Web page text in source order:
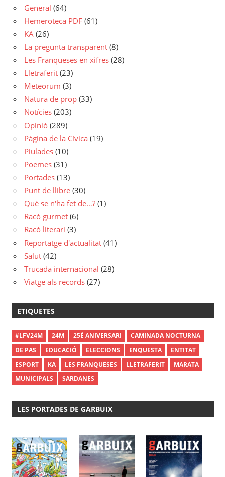
General (64)
Hemeroteca PDF (61)
KA (26)
La pregunta transparent (8)
Les Franqueses en xifres (28)
Lletraferit (23)
Meteorum (3)
Natura de prop (33)
Notícies (203)
Opinió (289)
Pàgina de la Cívica (19)
Piulades (10)
Poemes (31)
Portades (13)
Punt de llibre (30)
Què se n'ha fet de…? (1)
Racó gurmet (6)
Racó literari (3)
Reportatge d'actualitat (41)
Salut (42)
Trucada internacional (28)
Viatge als records (27)
ETIQUETES
#LFV24M 24M 25È ANIVERSARI
CAMINADA NOCTURNA
DE PAS
EDUCACIÓ ELECCIONS ENQUESTA
ENTITAT
ESPORT
KA LES FRANQUESES LLETRAFERIT
MARATA
MUNICIPALS
SARDANES
LES PORTADES DE GARBUIX